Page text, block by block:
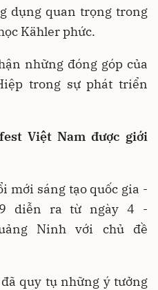
dụng quan trọng trong
Kähler phức.
những đóng góp của
trong sự phát triển
Việt Nam được giới
mới sáng tạo quốc gia -
diễn ra từ ngày 4 -
Ninh với chủ đề
quy tụ những ý tưởng